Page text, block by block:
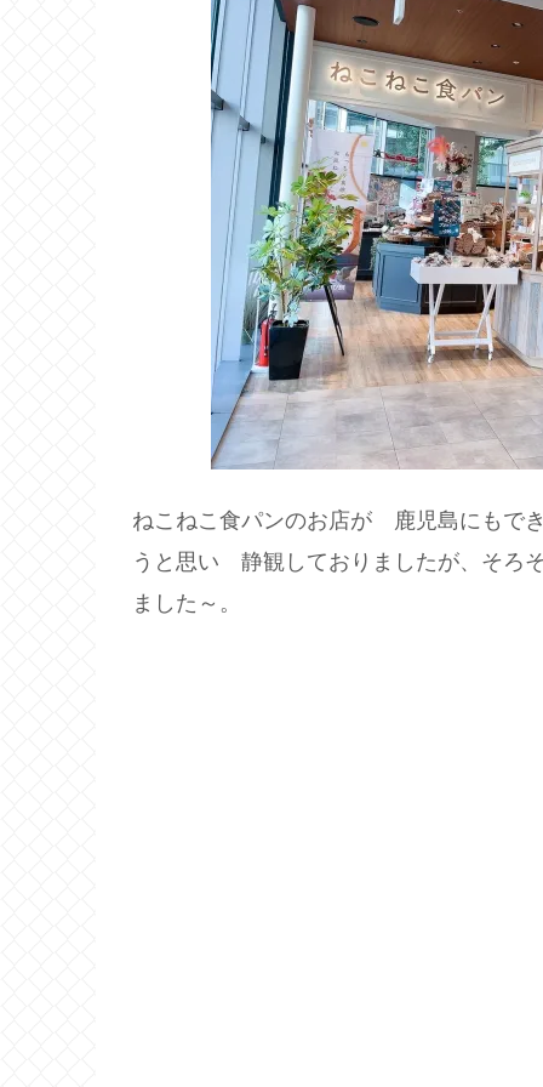
ねこねこ食パンのお店が 鹿児島にもで
うと思い 静観しておりましたが、そろ
ました～。